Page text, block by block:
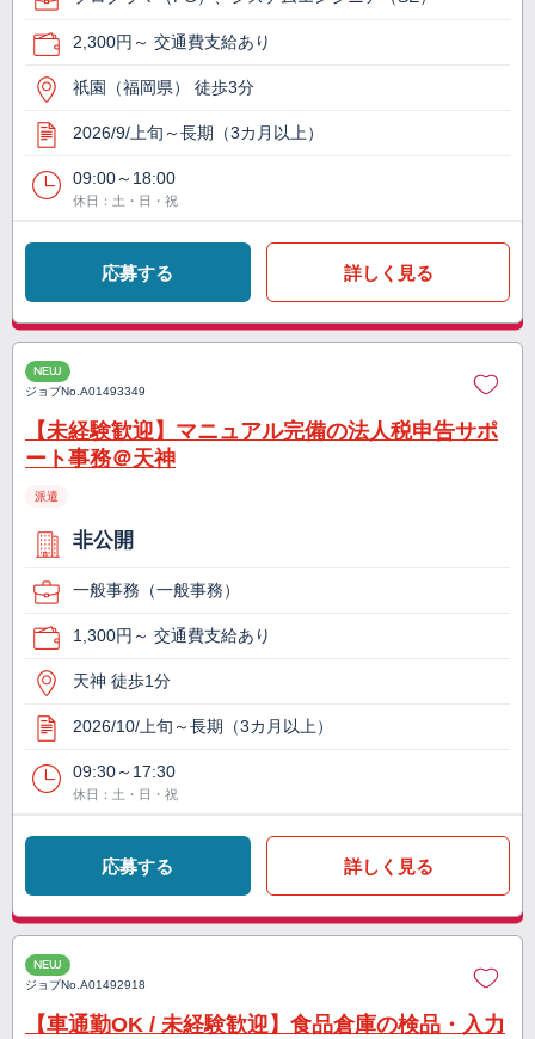
2,300円～ 交通費支給あり
祇園（福岡県） 徒歩3分
2026/9/上旬～長期（3カ月以上）
09:00～18:00
休日：土・日・祝
応募する 詳しく見る
NEW
ジョブNo.A01493349
【未経験歓迎】マニュアル完備の法人税申告サポ
ート事務＠天神
派遣
非公開
一般事務（一般事務）
1,300円～ 交通費支給あり
天神 徒歩1分
2026/10/上旬～長期（3カ月以上）
09:30～17:30
休日：土・日・祝
応募する 詳しく見る
NEW
ジョブNo.A01492918
【車通勤OK / 未経験歓迎】食品倉庫の検品・入力